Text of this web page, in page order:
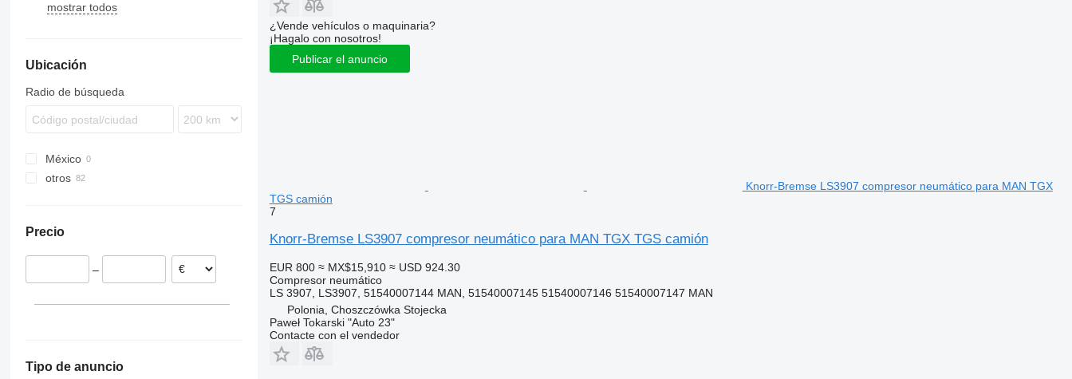
Eurotrakker
TGL
TGX
Antos
Axor
Unimog
Kerax
Midliner
Premium
B-series
FM
VNL
mostrar todos
Ubicación
Radio de búsqueda
México
otros
Polonia
Alemania
Precio
–
Tipo de anuncio
¿Vende vehículos o maquinaria?
¡Hagalo con nosotros!
Publicar el anuncio
Knorr-Bremse LS3907 compresor neumático para MAN TGX
TGS camión
7
Knorr-Bremse LS3907 compresor neumático para MAN TGX TGS camión
EUR 800 ≈ MX$15,910 ≈ USD 924.30
Compresor neumático
LS 3907, LS3907, 51540007144 MAN, 51540007145 51540007146 51540007147 MAN
Polonia, Choszczówka Stojecka
Paweł Tokarski "Auto 23"
Contacte con el vendedor